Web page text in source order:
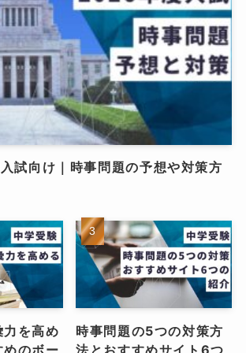
試向け｜時事問題の予想や対策方
を高め
のボー
時事問題の5つの対策方
法とおすすめサイト6つ